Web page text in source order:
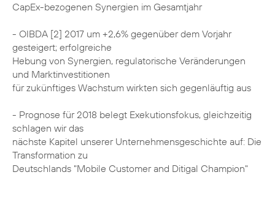
CapEx-bezogenen Synergien im Gesamtjahr
- OIBDA [2] 2017 um +2,6% gegenüber dem Vorjahr
gesteigert; erfolgreiche
Hebung von Synergien, regulatorische Veränderungen
und Marktinvestitionen
für zukünftiges Wachstum wirkten sich gegenläuftig aus
- Prognose für 2018 belegt Exekutionsfokus, gleichzeitig
schlagen wir das
nächste Kapitel unserer Unternehmensgeschichte auf: Die
Transformation zu
Deutschlands "Mobile Customer and Ditigal Champion"